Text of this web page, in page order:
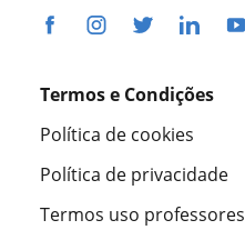
Termos e Condições
Política de cookies
Política de privacidade
Termos uso professores